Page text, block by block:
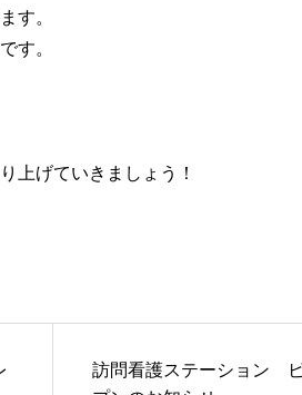
す。
す。
上げていきましょう！
訪問看護ステーション